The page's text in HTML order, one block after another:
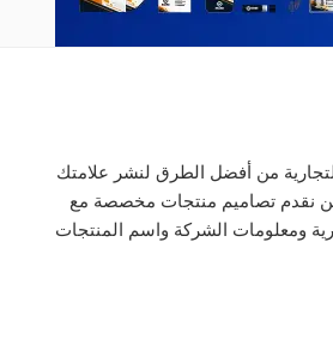
من أفضل الطرق لنشر علامتك
نقدم تصاميم منتجات مخصصة مع
ومعلومات الشركة واسم المنتجات